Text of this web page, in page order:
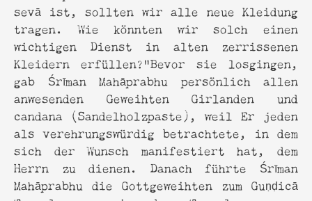
sevā ist, sollten wir alle neue Kleidung
tragen. Wie könnten wir solch einen
wichtigen Dienst in alten zerrissenen
Kleidern erfüllen?“Bevor sie losgingen,
gab Śrīman Mahāprabhu persönlich allen
anwesenden Geweihten Girlanden und
candana (Sandelholzpaste), weil Er jeden
als verehrungswürdig betrachtete, in dem
sich der Wunsch manifestiert hat, dem
Herrn zu dienen. Danach führte Śrīman
Mahāprabhu die Gottgeweihten zum Guṇḍicā